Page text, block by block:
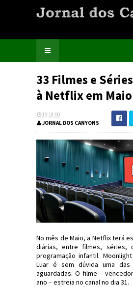
33 Filmes e
à Netflix em Maio
19:18:00
JORNAL DOS CANYONS
No mês de Maio, a Netflix terá
diárias, entre filmes, séries,
programação infantil.
Luar é sem dúvida uma das
aguardadas. O filme –
ano – estreia no canal no dia 31.